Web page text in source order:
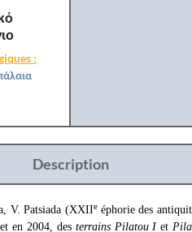
:
Description
V. Patsiada (XXIIeéphorie des
en 2004, des terrains Pilatou I et